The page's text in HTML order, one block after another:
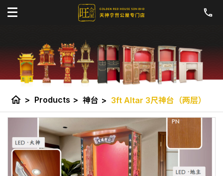
home > Products > 神台 > 3ft Altar 3尺神台（两层）